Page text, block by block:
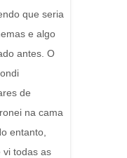
que seria
e algo
antes. O
de
na cama
entanto,
vi todas as